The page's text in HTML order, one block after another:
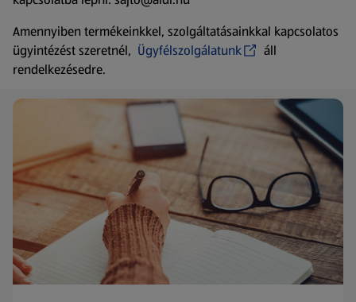
Amennyiben termékeinkkel, szolgáltatásainkkal kapcsolatos
ügyintézést szeretnél, Ügyfélszolgálatunk
áll
rendelkezésedre.